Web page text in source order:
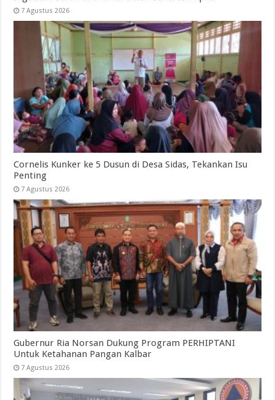
7 Agustus 2026
Cornelis Kunker ke 5 Dusun di Desa Sidas, Tekankan Isu
Penting
7 Agustus 2026
Gubernur Ria Norsan Dukung Program PERHIPTANI
Untuk Ketahanan Pangan Kalbar
7 Agustus 2026